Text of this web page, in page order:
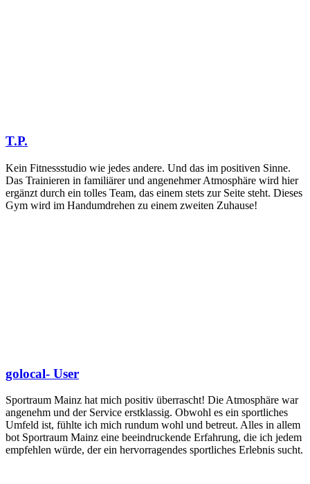
T.P.
Kein Fitnessstudio wie jedes andere. Und das im positiven Sinne.
Das Trainieren in familiärer und angenehmer Atmosphäre wird hier
ergänzt durch ein tolles Team, das einem stets zur Seite steht. Dieses
Gym wird im Handumdrehen zu einem zweiten Zuhause!
golocal- User
Sportraum Mainz hat mich positiv überrascht! Die Atmosphäre war
angenehm und der Service erstklassig. Obwohl es ein sportliches
Umfeld ist, fühlte ich mich rundum wohl und betreut. Alles in allem
bot Sportraum Mainz eine beeindruckende Erfahrung, die ich jedem
empfehlen würde, der ein hervorragendes sportliches Erlebnis sucht.